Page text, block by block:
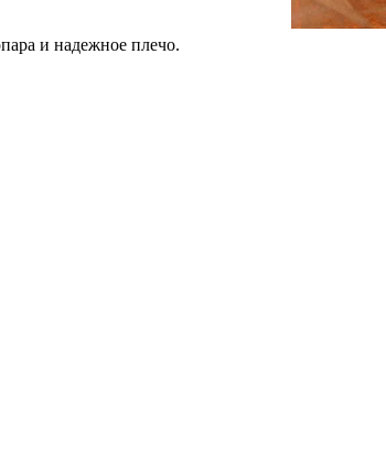
и надежное плечо.